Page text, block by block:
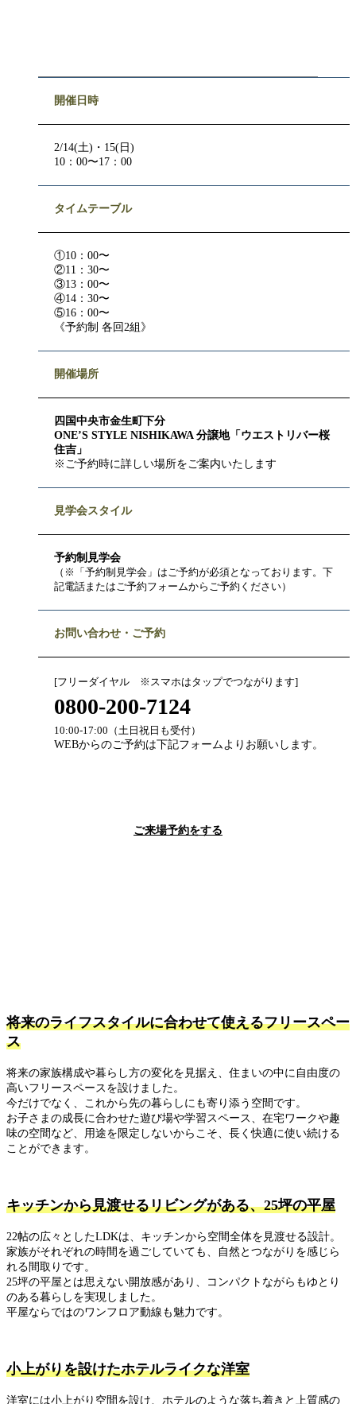
開催日時
2/14(土)・15(日)
10：00〜17：00
タイムテーブル
①10：00〜
②11：30〜
③13：00〜
④14：30〜
⑤16：00〜
《予約制 各回2組》
開催場所
四国中央市金生町下分
ONE’S STYLE NISHIKAWA 分譲地「ウエストリバー桜
住吉」
※ご予約時に詳しい場所をご案内いたします
見学会スタイル
予約制見学会
（※「予約制見学会」はご予約が必須となっております。下
記電話またはご予約フォームからご予約ください）
お問い合わせ・ご予約
[フリーダイヤル ※スマホはタップでつながります]
0800-200-7124
10:00-17:00（土日祝日も受付）
WEBからのご予約は下記フォームよりお願いします。
ご来場予約をする
将来のライフスタイルに合わせて使えるフリースペー
ス
将来の家族構成や暮らし方の変化を見据え、住まいの中に自由度の
高いフリースペースを設けました。
今だけでなく、これから先の暮らしにも寄り添う空間です。
お子さまの成長に合わせた遊び場や学習スペース、在宅ワークや趣
味の空間など、用途を限定しないからこそ、長く快適に使い続ける
ことができます。
キッチンから見渡せるリビングがある、25坪の平屋
22帖の広々としたLDKは、キッチンから空間全体を見渡せる設計。
家族がそれぞれの時間を過ごしていても、自然とつながりを感じら
れる間取りです。
25坪の平屋とは思えない開放感があり、コンパクトながらもゆとり
のある暮らしを実現しました。
平屋ならではのワンフロア動線も魅力です。
小上がりを設けたホテルライクな洋室
洋室には小上がり空間を設け、ホテルのような落ち着きと上質感の